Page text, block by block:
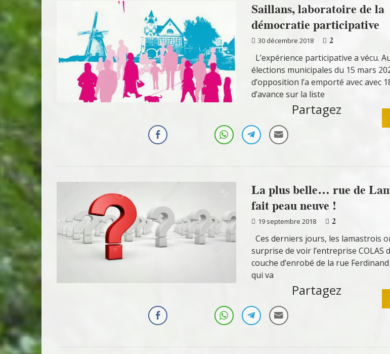
Saillans, laboratoire de la
démocratie participative
30 décembre 2018
2
L’expérience participative a vécu.
élections municipales du 15 mars
d’opposition l’a emporté avec avec
d’avance sur la liste
Partagez
La plus belle… rue de
fait peau neuve !
19 septembre 2018
2
Ces derniers jours, les lamastrois
surprise de voir l’entreprise COLAS
couche d’enrobé de la rue
qui va
Partagez